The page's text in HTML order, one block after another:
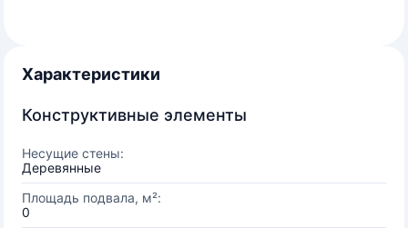
Характеристики
Конструктивные элементы
Несущие стены:
Деревянные
Площадь подвала, м²:
0